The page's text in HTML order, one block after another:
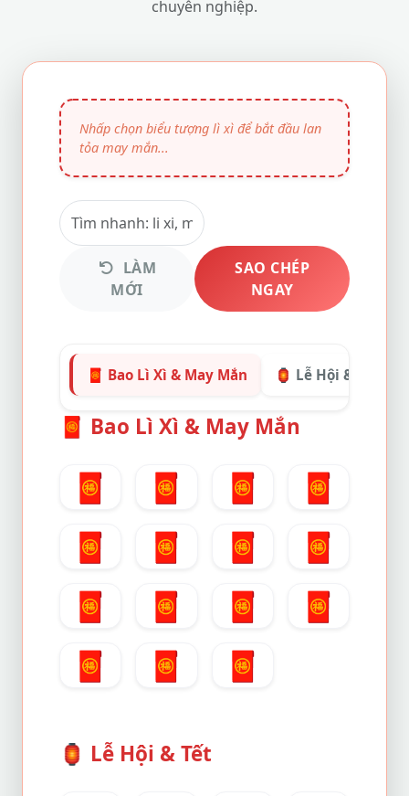
chuyên nghiệp.
LÀM
MỚI
SAO CHÉP
NGAY
🧧 Bao Lì Xì & May Mắn 🏮 Lễ Hội & Tết
🧧 Bao Lì Xì & May Mắn
🧧 🧧 🧧
🧧
🧧
🧧 🧧
🧧
🧧
🧧 🧧
🧧
🧧
🧧 🧧
🏮 Lễ Hội & Tết